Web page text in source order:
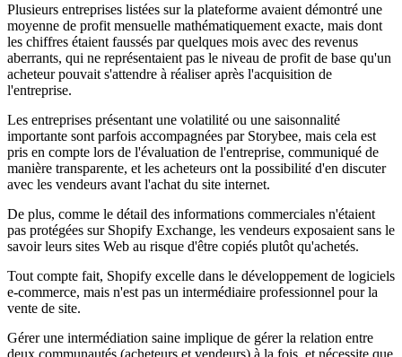
Plusieurs entreprises listées sur la plateforme avaient démontré une
moyenne de profit mensuelle mathématiquement exacte, mais dont
les chiffres étaient faussés par quelques mois avec des revenus
aberrants, qui ne représentaient pas le niveau de profit de base qu'un
acheteur pouvait s'attendre à réaliser après l'acquisition de
l'entreprise.
Les entreprises présentant une volatilité ou une saisonnalité
importante sont parfois accompagnées par Storybee, mais cela est
pris en compte lors de l'évaluation de l'entreprise, communiqué de
manière transparente, et les acheteurs ont la possibilité d'en discuter
avec les vendeurs avant l'achat du site internet.
De plus, comme le détail des informations commerciales n'étaient
pas protégées sur Shopify Exchange, les vendeurs exposaient sans le
savoir leurs sites Web au risque d'être copiés plutôt qu'achetés.
Tout compte fait, Shopify excelle dans le développement de logiciels
e-commerce, mais n'est pas un intermédiaire professionnel pour la
vente de site.
Gérer une intermédiation saine implique de gérer la relation entre
deux communautés (acheteurs et vendeurs) à la fois, et nécessite que